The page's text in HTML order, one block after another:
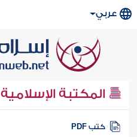
عربي
المكتبة الإسلامية